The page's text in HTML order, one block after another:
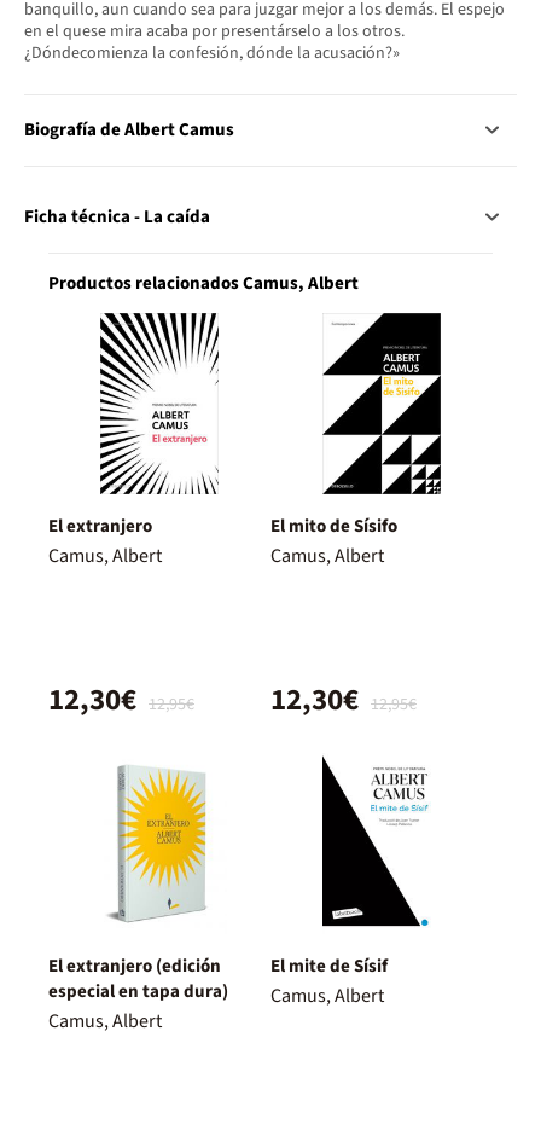
banquillo, aun cuando sea para juzgar mejor a los demás. El espejo
en el quese mira acaba por presentárselo a los otros.
¿Dóndecomienza la confesión, dónde la acusación?»
Biografía de Albert Camus
Ficha técnica - La caída
Productos relacionados Camus, Albert
El extranjero
Camus, Albert
12,95€
12,30€
El mito de Sísifo
Camus, Albert
12,95€
12,30€
El extranjero (edición
especial en tapa dura)
Camus, Albert
El mite de Sísif
Camus, Albert